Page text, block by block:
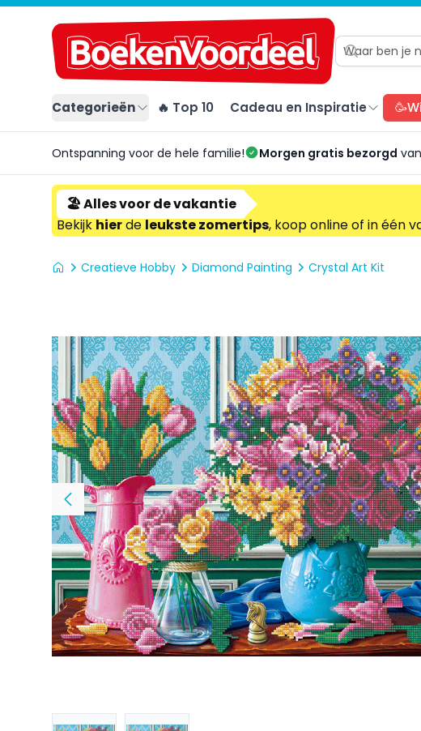
Categorieën 🔥 Top 10 Cadeau en Inspiratie
Ontspanning voor de hele familie! Morgen gratis bezorgd
🏖️ Alles voor de vakantie
Bekijkhierdeleukste zomertips, koop online of in één
Creatieve Hobby Diamond Painting Crystal Art Kit